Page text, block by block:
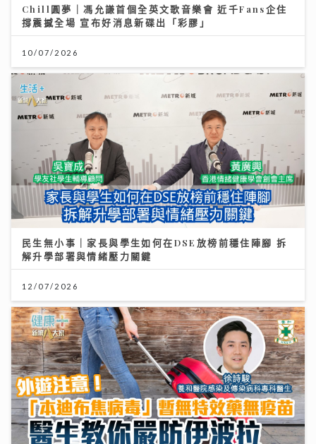
Chill圓夢｜馮允謙首個全英文歌音樂會 近千Fans企住
撐震撼全場 宣布好消息新碟出「彩膠」
10/07/2026
民生無小事｜家長與學生如何在DSE放榜前穩住陣腳 拆
解升學部署與情緒壓力關鍵
12/07/2026